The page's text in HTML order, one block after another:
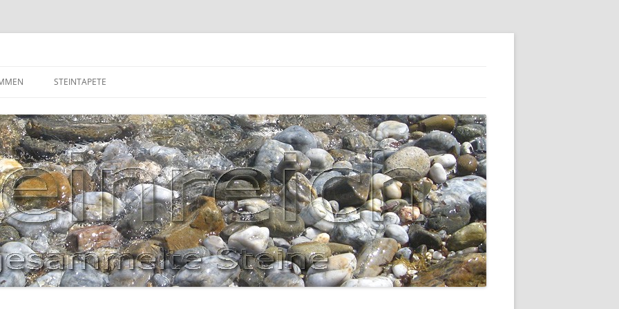
STEINTAPETE